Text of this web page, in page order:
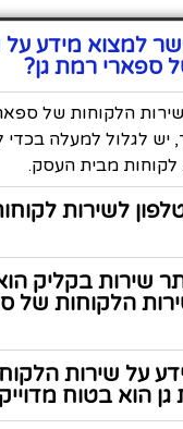
למצוא מידע על
ספארי רמת גן?
הלקוחות של
יש לגלול למעלה בכדי
מבית העסק.
לשירות
שירות בקליק
הלקוחות של
על שירות
הוא בטוח